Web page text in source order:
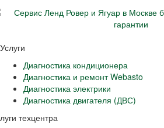
Услуги
Диагностика кондиционера
Диагностика и ремонт Webasto
Диагностика электрики
Диагностика двигателя (ДВС)
техцентра